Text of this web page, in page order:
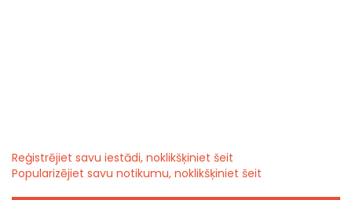
Reģistrējiet savu iestādi, noklikšķiniet šeit
Popularizējiet savu notikumu, noklikšķiniet šeit